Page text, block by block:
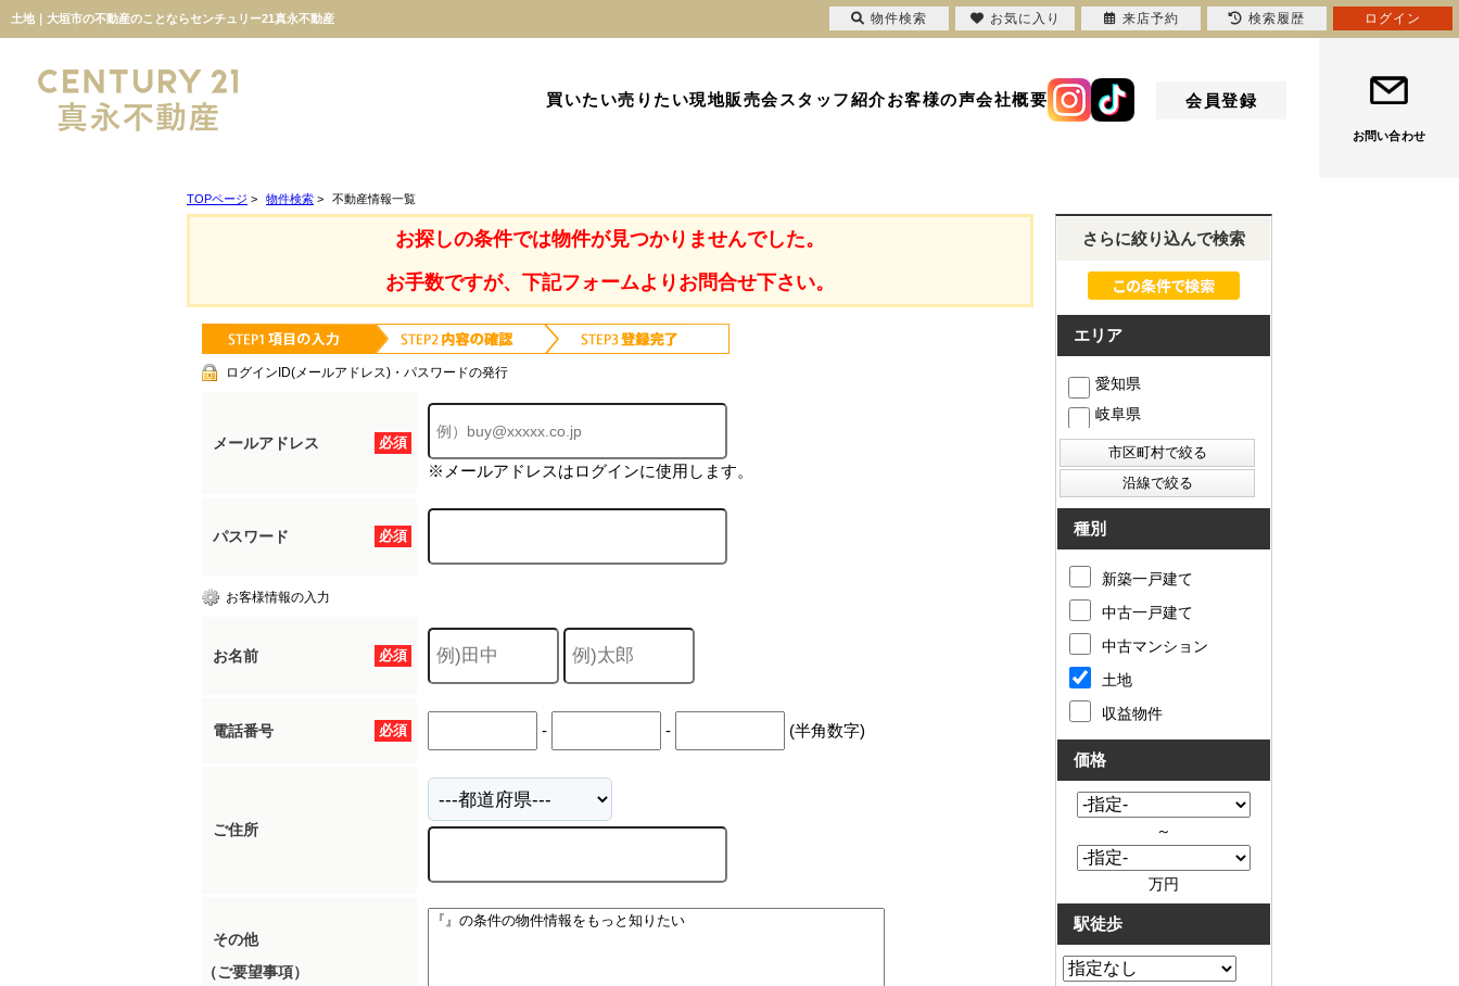
土地｜大垣市の不動産のことならセンチュリー21真永不動産
買いたい売りたい現地販売会スタッフ紹介お客様の声会社概要 会員登録
お問い合わせ
TOPページ > 物件検索 > 不動産情報一覧
お探しの条件では物件が見つかりませんでした。
お手数ですが、下記フォームよりお問合せ下さい。
ログインID(メールアドレス)・パスワードの発行
必須
メールアドレス
※メールアドレスはログインに使用します。
必須
パスワード
お客様情報の入力
必須
お名前
必須
電話番号 - - (半角数字)
ご住所
その他
（ご要望事項）
さらに絞り込んで検索
エリア
愛知県
岐阜県
種別
新築一戸建て
中古一戸建て
中古マンション
土地
収益物件
価格
～
万円
駅徒歩
物件検索 お気に入り 来店予約 検索履歴 ログイン